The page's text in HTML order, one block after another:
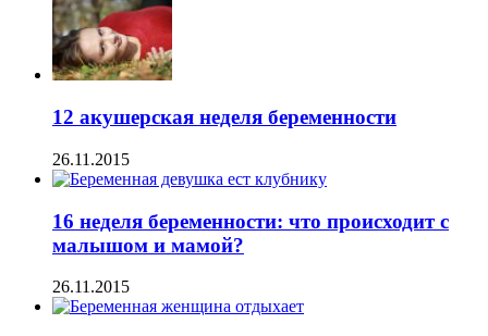
12 акушерская неделя беременности
26.11.2015
16 неделя беременности: что происходит с
малышом и мамой?
26.11.2015